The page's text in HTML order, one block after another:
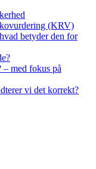
(KRV)
betyder den for
med fokus på
vi det korrekt?